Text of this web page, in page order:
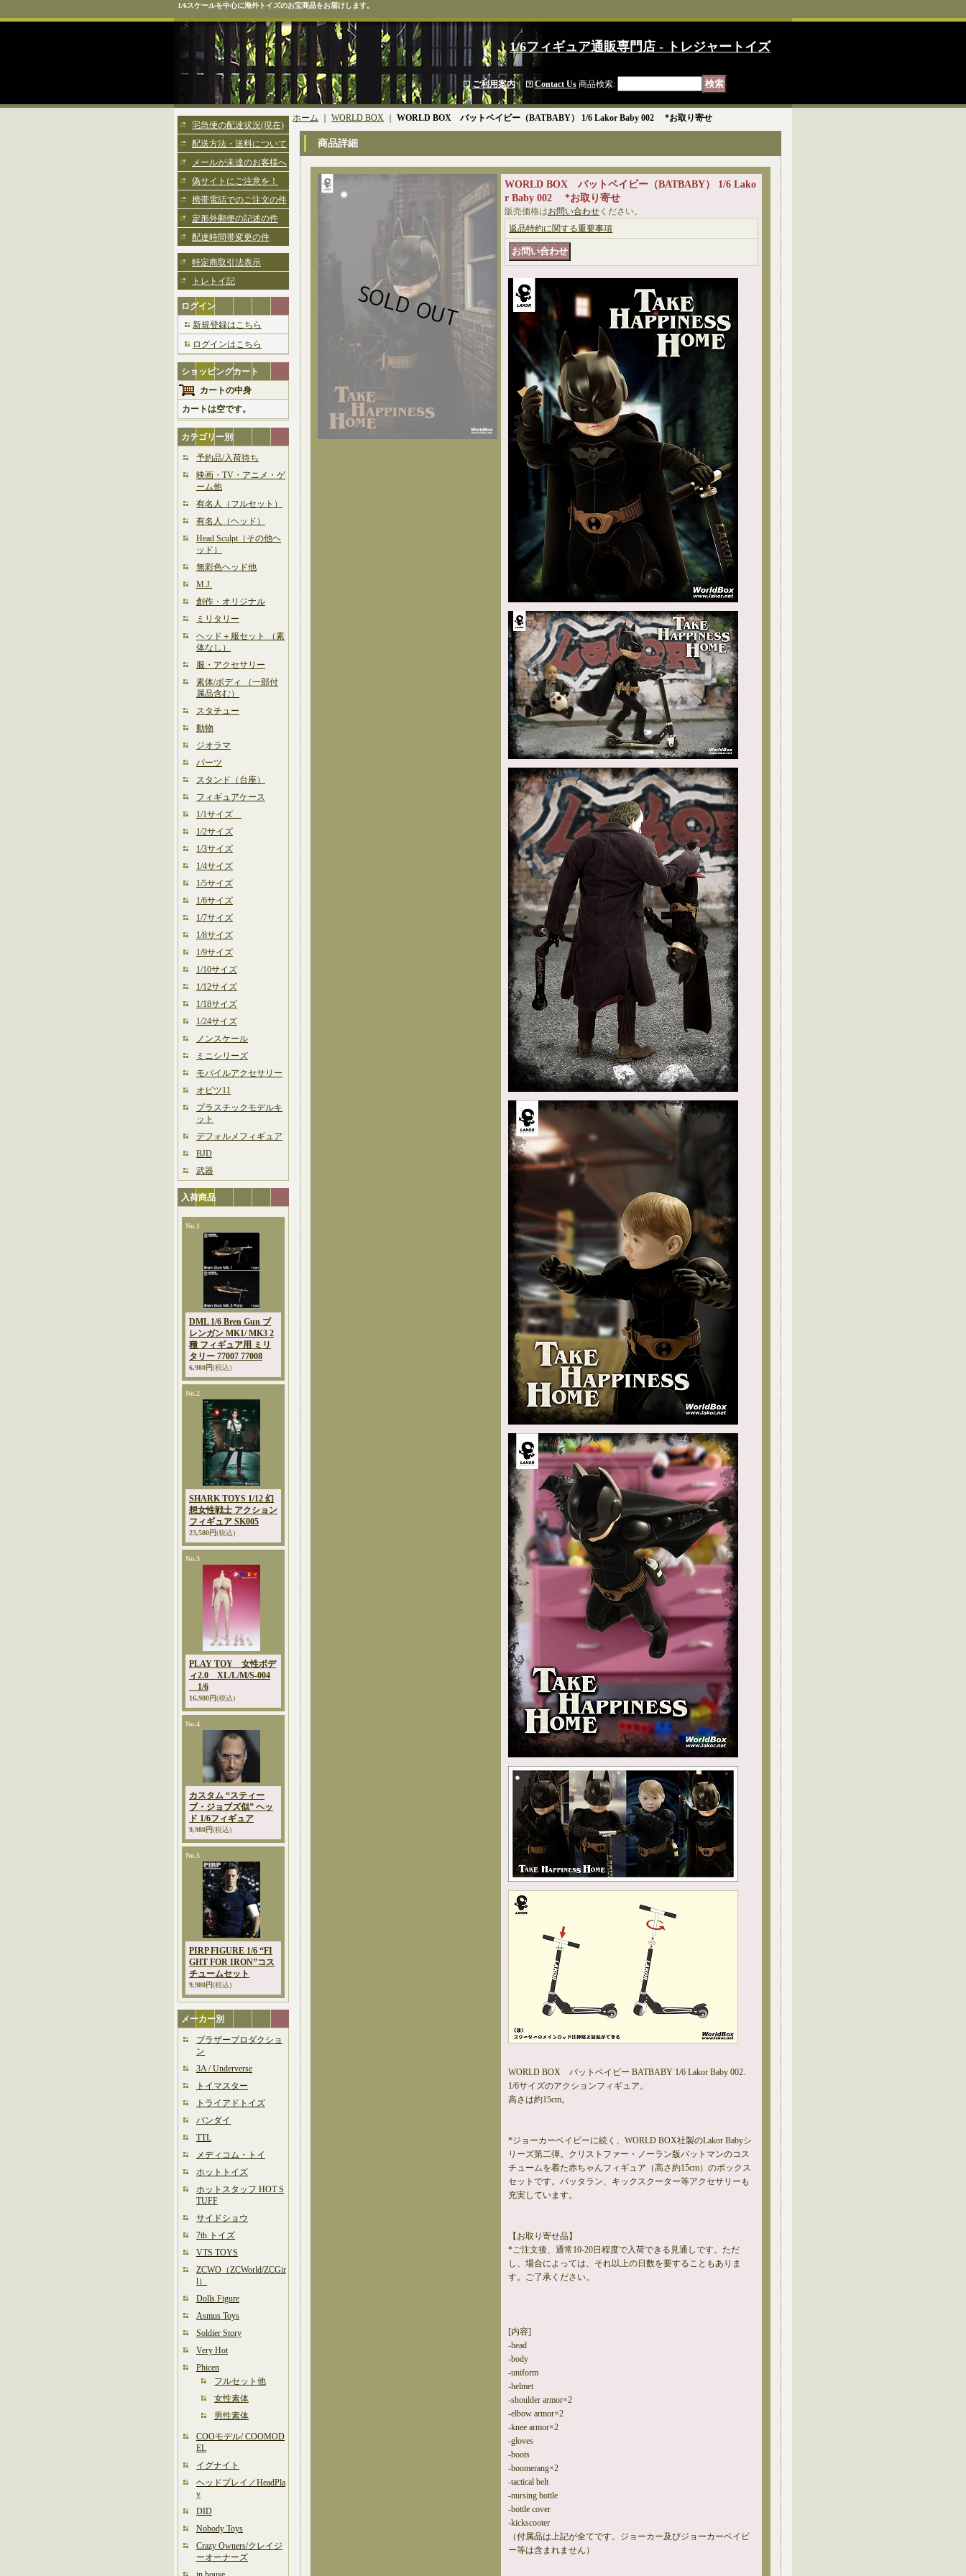
1/6スケールを中心に海外トイズのお宝商品をお届けします。
1/6フィギュア通販専門店 - トレジャートイズ
ご利用案内｜ Contact Us 商品検索:
宅急便の配達状況(現在)
配送方法・送料について
メールが未達のお客様へ
偽サイトにご注意を！
携帯電話でのご注文の件
定形外郵便の記述の件
配達時間帯変更の件
特定商取引法表示
トレトイ記
ログイン
新規登録はこちら
ログインはこちら
ショッピングカート
カートの中身
カートは空です。
カテゴリー別
予約品/入荷待ち
映画・TV・アニメ・ゲ
ーム他
有名人（フルセット）
有名人（ヘッド）
Head Sculpt（その他ヘ
ッド）
無彩色ヘッド他
M.J.
創作・オリジナル
ミリタリー
ヘッド＋服セット （素
体なし）
服・アクセサリー
素体/ボディ （一部付
属品含む）
スタチュー
動物
ジオラマ
パーツ
スタンド（台座）
フィギュアケース
1/1サイズ
1/2サイズ
1/3サイズ
1/4サイズ
1/5サイズ
1/6サイズ
1/7サイズ
1/8サイズ
1/9サイズ
1/10サイズ
1/12サイズ
1/18サイズ
1/24サイズ
ノンスケール
ミニシリーズ
モバイルアクセサリー
オビツ11
プラスチックモデルキ
ット
デフォルメフィギュア
BJD
武器
入荷商品
No.1
DML 1/6 Bren Gun ブ
レンガン MK1/ MK3 2
種 フィギュア用 ミリ
タリー 77007 77008
6,980円(税込)
No.2
SHARK TOYS 1/12 幻
想女性戦士 アクション
フィギュア SK005
23,580円(税込)
No.3
PLAY TOY 女性ボデ
ィ2.0 XL/L/M/S-004
1/6
16,980円(税込)
No.4
カスタム “スティー
ブ・ジョブズ似” ヘッ
ド 1/6フィギュア
9,980円(税込)
No.5
PIRP FIGURE 1/6 “FI
GHT FOR IRON”コス
チュームセット
9,980円(税込)
メーカー別
ブラザープロダクショ
ン
3A / Underverse
トイマスター
トライアドトイズ
バンダイ
TTL
メディコム・トイ
ホットトイズ
ホットスタッフ HOT S
TUFF
サイドショウ
7th トイズ
VTS TOYS
ZCWO（ZCWorld/ZCGir
l）
Dolls Figure
Asmus Toys
Soldier Story
Very Hot
Phicen
フルセット他
女性素体
男性素体
COOモデル/ COOMOD
EL
イグナイト
ヘッドプレイ／HeadPla
y
DID
Nobody Toys
Crazy Owners/クレイジ
ーオーナーズ
ホーム WORLD BOX WORLD BOX バットベイビー（BATBABY） 1/6 Lakor Baby 002 *お取り寄せ
商品詳細
WORLD BOX バットベイビー（BATBABY） 1/6 Lako
r Baby 002 *お取り寄せ
販売価格はお問い合わせ ください。
返品特約に関する重要事項
WORLD BOX バットベイビー BATBABY 1/6 Lakor Baby 002.
1/6サイズのアクションフィギュア。
高さは約15cm。
*ジョーカーベイビーに続く、WORLD BOX社製のLakor Babyシ
リーズ第二弾。クリストファー・ノーラン版バットマンのコス
チュームを着た赤ちゃんフィギュア（高さ約15cm）のボックス
セットです。バッタラン、キックスクーター等アクセサリーも
充実しています。
【お取り寄せ品】
*ご注文後、通常10-20日程度で入荷できる見通しです。ただ
し、場合によっては、それ以上の日数を要することもありま
す。ご了承ください。
[内容]
-head
-body
-uniform
-helmet
-shoulder armor×2
-elbow armor×2
-knee armor×2
-gloves
-boots
-boomerang×2
-tactical belt
-nursing bottle
-bottle cover
-kickscooter
（付属品は上記が全てです。ジョーカー及びジョーカーベイビ
ー等は含まれません）